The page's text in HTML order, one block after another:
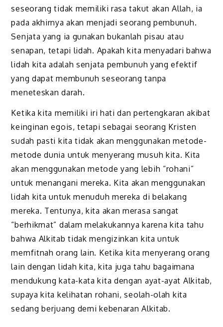
seseorang tidak memiliki rasa takut akan Allah, ia
pada akhirnya akan menjadi seorang pembunuh.
Senjata yang ia gunakan bukanlah pisau atau
senapan, tetapi lidah. Apakah kita menyadari bahwa
lidah kita adalah senjata pembunuh yang efektif
yang dapat membunuh seseorang tanpa
meneteskan darah.
Ketika kita memiliki iri hati dan pertengkaran akibat
keinginan egois, tetapi sebagai seorang Kristen
sudah pasti kita tidak akan menggunakan metode-
metode dunia untuk menyerang musuh kita. Kita
akan menggunakan metode yang lebih “rohani”
untuk menangani mereka. Kita akan menggunakan
lidah kita untuk menuduh mereka di belakang
mereka. Tentunya, kita akan merasa sangat
“berhikmat” dalam melakukannya karena kita tahu
bahwa Alkitab tidak mengizinkan kita untuk
memfitnah orang lain. Ketika kita menyerang orang
lain dengan lidah kita, kita juga tahu bagaimana
mendukung kata-kata kita dengan ayat-ayat Alkitab,
supaya kita kelihatan rohani, seolah-olah kita
sedang berjuang demi kebenaran Alkitab.